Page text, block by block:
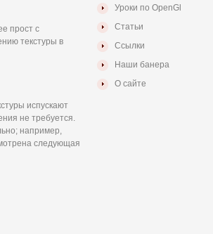
прост с
текстуры в
испускают
не требуется.
например,
следующая
Уроки по OpenGl
Статьи
Ссылки
Наши банера
О сайте